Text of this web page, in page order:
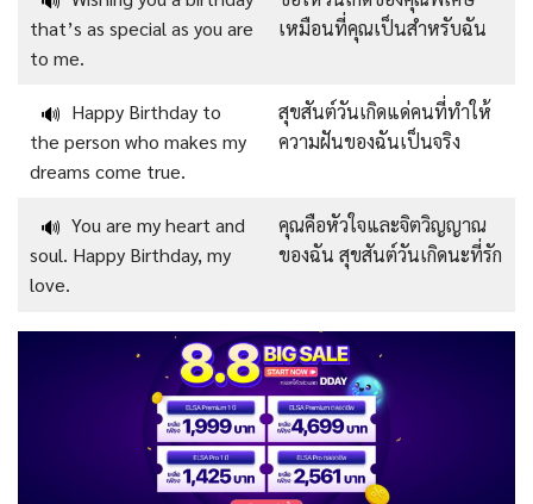
that’s as special as you are
to me.
เหมือนที่คุณเป็นสำหรับฉัน
🔊 Happy Birthday to
the person who makes my
dreams come true.
สุขสันต์วันเกิดแด่คนที่ทำให้
ความฝันของฉันเป็นจริง
🔊 You are my heart and
soul. Happy Birthday, my
love.
คุณคือหัวใจและจิตวิญญาณ
ของฉัน สุขสันต์วันเกิดนะที่รัก